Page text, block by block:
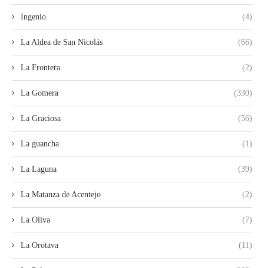
Ingenio (4)
La Aldea de San Nicolás (66)
La Frontera (2)
La Gomera (330)
La Graciosa (56)
La guancha (1)
La Laguna (39)
La Matanza de Acentejo (2)
La Oliva (7)
La Orotava (11)